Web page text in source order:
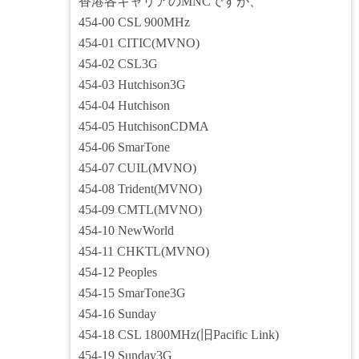
454-00 CSL 900MHz
454-01 CITIC(MVNO)
454-02 CSL3G
454-03 Hutchison3G
454-04 Hutchison
454-05 HutchisonCDMA
454-06 SmarTone
454-07 CUIL(MVNO)
454-08 Trident(MVNO)
454-09 CMTL(MVNO)
454-10 NewWorld
454-11 CHKTL(MVNO)
454-12 Peoples
454-15 SmarTone3G
454-16 Sunday
454-18 CSL 1800MHz(旧Pacific Link)
454-19 Sunday3G